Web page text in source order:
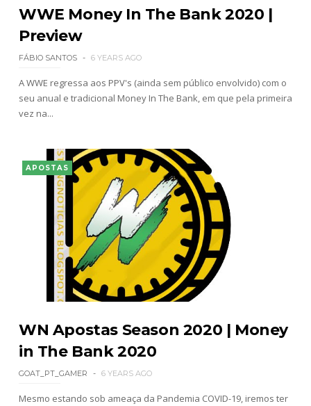
WWE Money In The Bank 2020 |
Preview
FÁBIO SANTOS 6 YEARS AGO
A WWE regressa aos PPV's (ainda sem público envolvido) com o
seu anual e tradicional Money In The Bank, em que pela primeira
vez na...
APOSTAS
WN Apostas Season 2020 | Money
in The Bank 2020
GOAT_PT_GAMER 6 YEARS AGO
Mesmo estando sob ameaça da Pandemia COVID-19, iremos ter